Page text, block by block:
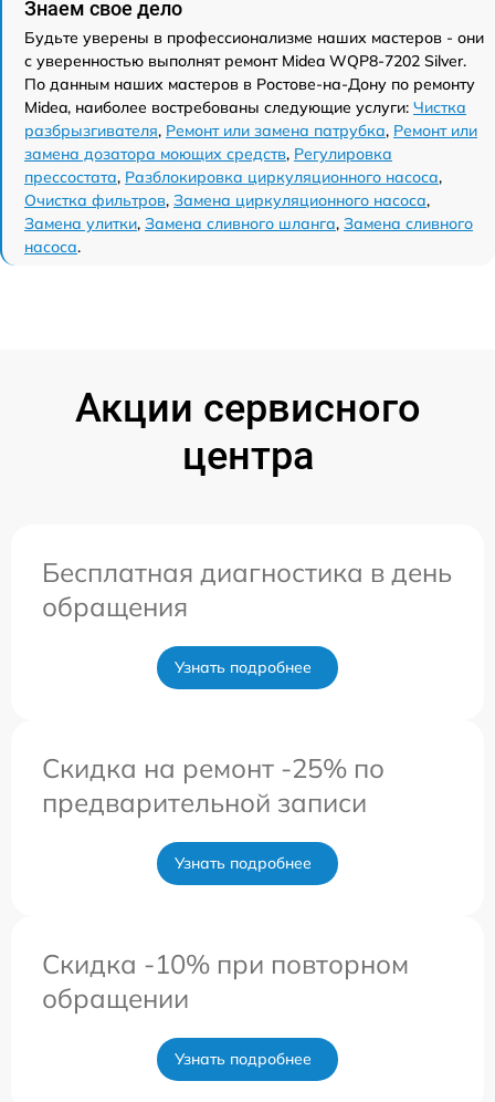
Знаем свое дело
Будьте уверены в профессионализме наших мастеров - они
с уверенностью выполнят ремонт Midea WQP8-7202 Silver.
По данным наших мастеров в Ростове-на-Дону по ремонту
Midea, наиболее востребованы следующие услуги: Чистка
разбрызгивателя, Ремонт или замена патрубка, Ремонт или
замена дозатора моющих средств, Регулировка
прессостата, Разблокировка циркуляционного насоса,
Очистка фильтров, Замена циркуляционного насоса,
Замена улитки, Замена сливного шланга, Замена сливного
насоса.
Акции сервисного
центра
Бесплатная диагностика в день
обращения
Узнать подробнее
Скидка на ремонт -25% по
предварительной записи
Узнать подробнее
Скидка -10% при повторном
обращении
Узнать подробнее